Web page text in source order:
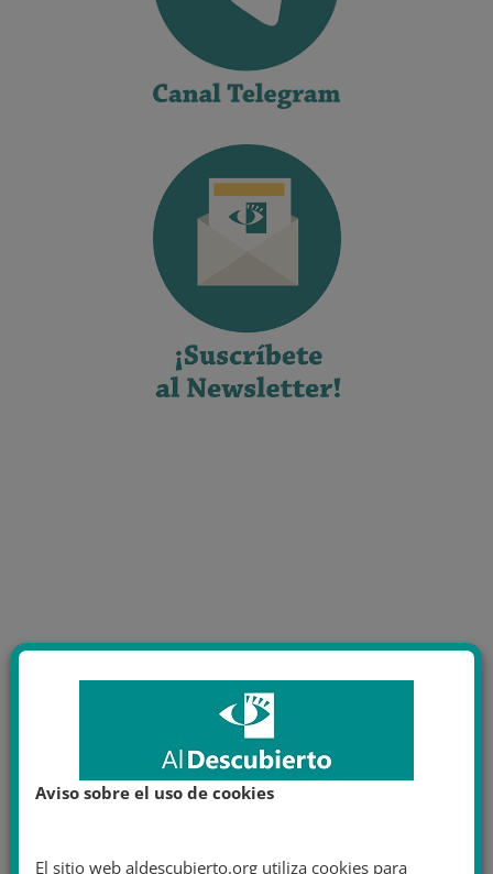
Aviso sobre el uso de cookies
El sitio web aldescubierto.org utiliza cookies para